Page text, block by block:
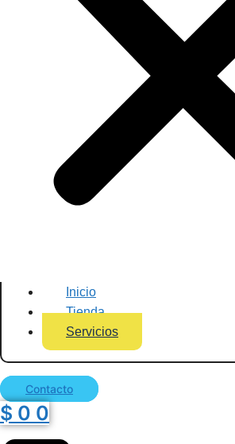
Inicio
Tienda
Servicios
Contacto
$ 0 0